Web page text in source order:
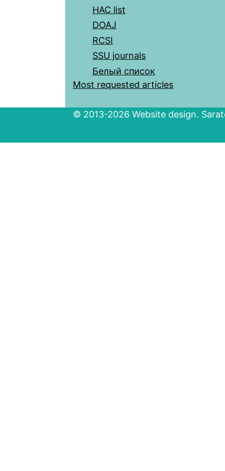
HAC list
DOAJ
RCSI
SSU journals
Белый список
Most requested articles
© 2013-2026 Website design.